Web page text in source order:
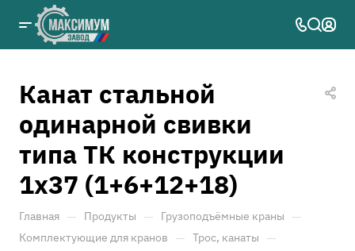
Канат стальной
одинарной свивки
типа ТК конструкции
1х37 (1+6+12+18)
Главная — Продукты — Грузоподъёмные краны —
Комплектующие для кранов — Трос, канаты —